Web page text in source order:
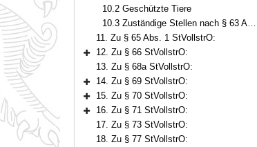
10.2 Geschützte Tiere
10.3 Zuständige Stellen nach § 63 Abs. 6 StVollstrO
11. Zu § 65 Abs. 1 StVollstrO:
Bereich erweitern
12. Zu § 66 StVollstrO:
13. Zu § 68a StVollstrO:
Bereich erweitern
14. Zu § 69 StVollstrO:
Bereich erweitern
15. Zu § 70 StVollstrO:
Bereich erweitern
16. Zu § 71 StVollstrO:
17. Zu § 73 StVollstrO:
18. Zu § 77 StVollstrO: